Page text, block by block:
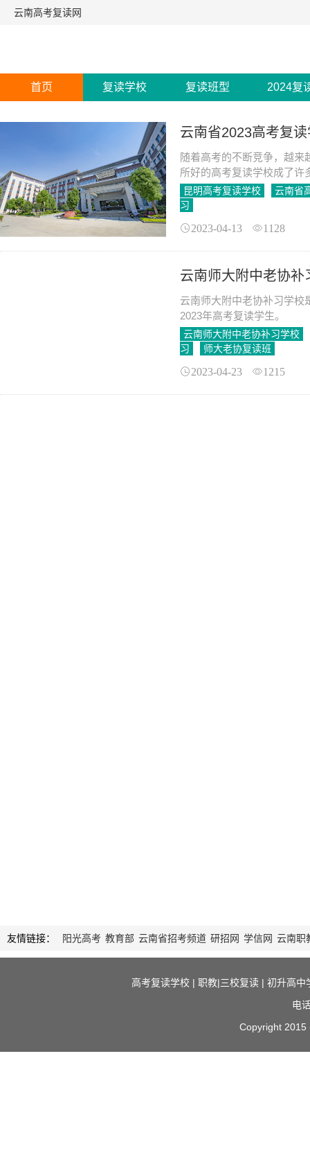
云南高考复读网
首页 复读学校 复读班型 2024复
云南省2023高考复
随着高考的不断竞争，越
所好的高考复读学校成了许
昆明高考复读学校
云南省
习
2023-04-13 1128
云南师大附中老协
云南师大附中老协补习学校
2023年高考复读学生。
云南师大附中老协补习学校
习
师大老协复读班
2023-04-23 1215
友情链接： 阳光高考 教育部 云南省招考频道 研招网 学信网 云南职
高考复读学校| 职教|三校复读| 初升高中
电
Copyright